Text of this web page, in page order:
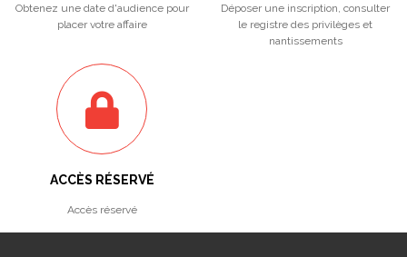
Obtenez une date d'audience pour
placer votre affaire
Déposer une inscription, consulter
le registre des privilèges et
nantissements
ACCÈS RÉSERVÉ
Accès réservé